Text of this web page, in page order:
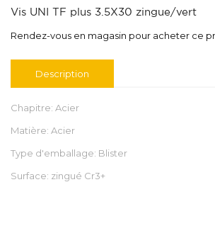
Vis UNI TF plus 3.5X30 zingue/vert
Rendez-vous en magasin pour acheter ce
Description
Chapitre: Acier
Matière: Acier
Type d'emballage: Blister
Surface: zingué Cr3+